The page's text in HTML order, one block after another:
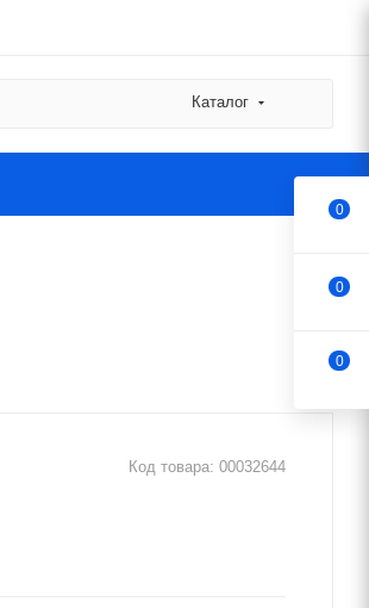
Каталог
Код товара: 00032644
0
0
0